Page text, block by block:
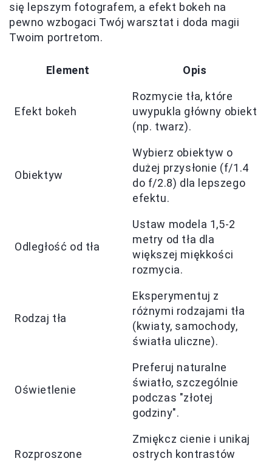
się lepszym fotografem, a efekt bokeh na
pewno wzbogaci Twój warsztat i doda magii
Twoim portretom.
Element Opis
Efekt bokeh
Rozmycie tła, które
uwypukla główny obiekt
(np. twarz).
Obiektyw
Wybierz obiektyw o
dużej przysłonie (f/1.4
do f/2.8) dla lepszego
efektu.
Odległość od tła
Ustaw modela 1,5-2
metry od tła dla
większej miękkości
rozmycia.
Rodzaj tła
Eksperymentuj z
różnymi rodzajami tła
(kwiaty, samochody,
światła uliczne).
Oświetlenie
Preferuj naturalne
światło, szczególnie
podczas "złotej
godziny".
Rozproszone
Zmiękcz cienie i unikaj
ostrych kontrastów